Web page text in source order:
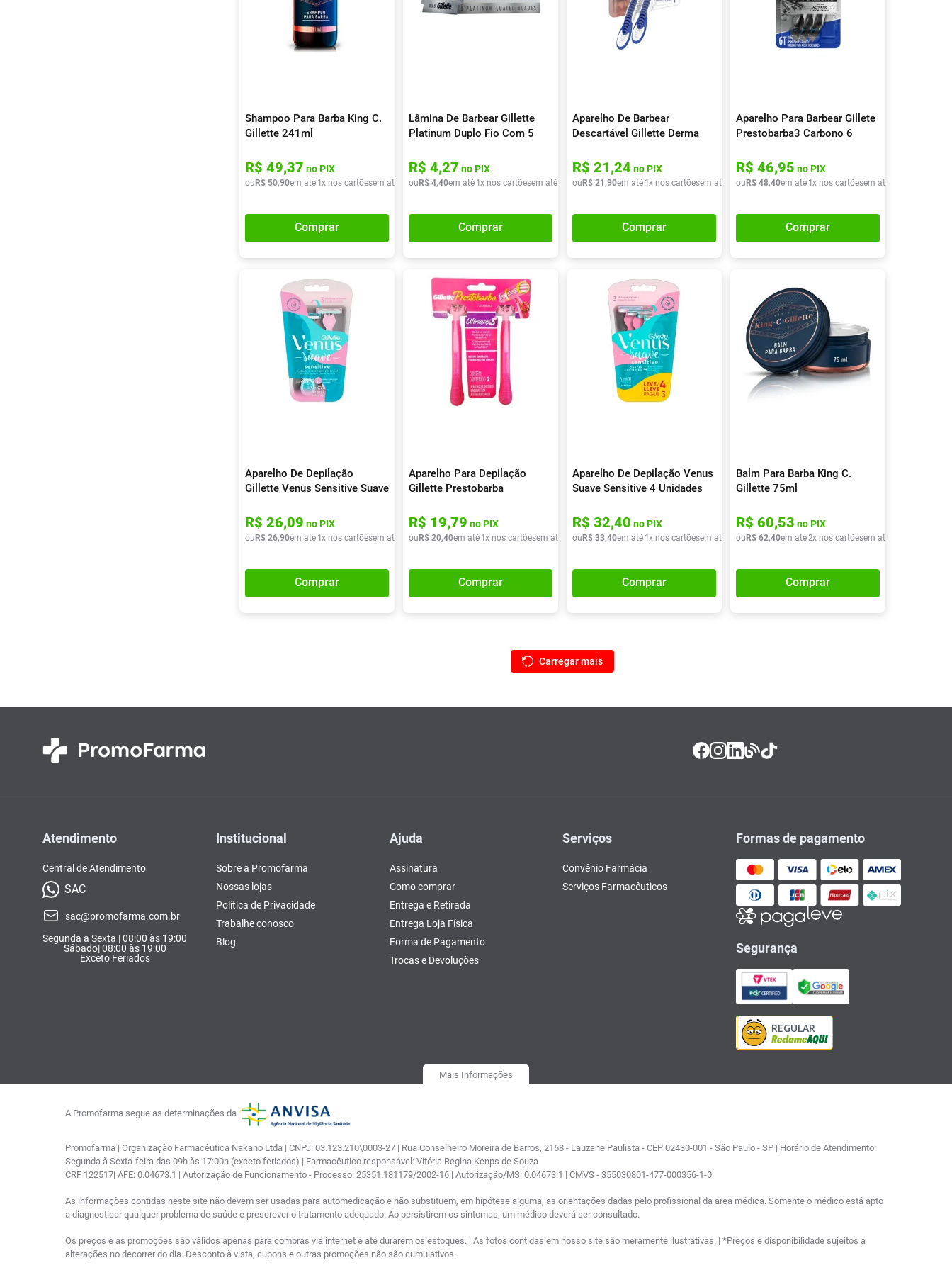
Shampoo Para Barba King C.
Gillette 241ml
R$ 49,37 no PIX
ou R$ 50,90em até 1x nos cartõesem até x de R$ 50,90
Comprar
Lâmina De Barbear Gillette
Platinum Duplo Fio Com 5
R$ 4,27 no PIX
ou R$ 4,40em até 1x nos cartõesem até x deR$ 4,40
Comprar
Aparelho De Barbear
Descartável Gillette Derma
R$ 21,24 no PIX
ou R$ 21 ,90em até 1x nos cartõesem até x de R$ 21,90
Comprar
Aparelho Para Barbear Gillete
Prestobarba3 Carbono 6
R$ 46,95 no PIX
ou R$ 48,40em até 1x nos cartõesem até
Comprar
Aparelho De Depilação
Gillette Venus Sensitive Suave
R$ 26,09 no PIX
ou R$ 26,90em até 1x nos cartõesem até x de R$ 26,90
Comprar
Aparelho Para Depilação
Gillette Prestobarba
R$ 19,79 no PIX
ou R$ 20,40em até 1x nos cartõesem até x de R$ 20,40
Comprar
Aparelho De Depilação Venus
Suave Sensitive 4 Unidades
R$ 32,40 no PIX
ou R$ 33,40em até 1x nos cartõesem até x de R$ 33,40
Comprar
Balm Para Barba King C.
Gillette 75ml
R$ 60,53 no PIX
ou R$ 62,40em até2x nos cartõesem até
Comprar
Atendimento
Central de Atendimento
SAC
sac@promofarma.com.br
Segunda a Sexta | 08:00 às 19:00
Sábado| 08:00 às 19:00
Exceto Feriados
Institucional
Sobre a Promofarma
Nossas lojas
Política de Privacidade
Trabalhe conosco
Blog
Ajuda
Assinatura
Como comprar
Entrega e Retirada
Entrega Loja Física
Forma de Pagamento
Trocas e Devoluções
Serviços
Convênio Farmácia
Serviços Farmacêuticos
Formas de pagamento
Segurança
Mais Informações
A Promofarma segue as determinações da
Promofarma | Organização Farmacêutica Nakano Ltda | CNPJ: 03.123.210\0003-27 | Rua Conselheiro Moreira de Barros, 2168 - Lauzane Paulista - CEP 02430-001 - São Paulo - SP | Horário de Atendimento:
Segunda à Sexta-feira das 09h às 17:00h (exceto feriados) | Farmacêutico responsável: Vitória Regina Kenps de Souza
CRF 122517| AFE: 0.04673.1 | Autorização de Funcionamento - Processo: 25351.181179/2002-16 | Autorização/MS: 0.04673.1 | CMVS - 355030801-477-000356-1-0
As informações contidas neste site não devem ser usadas para automedicação e não substituem, em hipótese alguma, as orientações dadas pelo profissional da área médica. Somente o médico está apto
a diagnosticar qualquer problema de saúde e prescrever o tratamento adequado. Ao persistirem os sintomas, um médico deverá ser consultado.
Os preços e as promoções são válidos apenas para compras via internet e até durarem os estoques. | As fotos contidas em nosso site são meramente ilustrativas. | *Preços e disponibilidade sujeitos a
alterações no decorrer do dia. Desconto à vista, cupons e outras promoções não são cumulativos.